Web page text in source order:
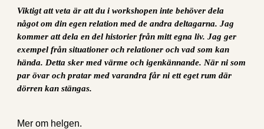
Viktigt att veta är att du i workshopen inte behöver dela
något om din egen relation med de andra deltagarna. Jag
kommer att dela en del historier från mitt egna liv. Jag ger
exempel från situationer och relationer och vad som kan
hända. Detta sker med värme och igenkännande. När ni som
par övar och pratar med varandra får ni ett eget rum där
dörren kan stängas.
Mer om helgen.